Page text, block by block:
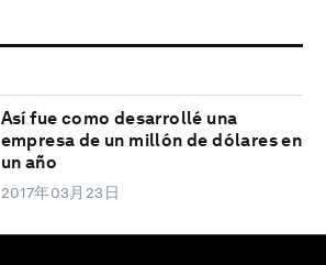
Así fue como desarrollé una
empresa de un millón de dólares en
un año
2017年03月23日